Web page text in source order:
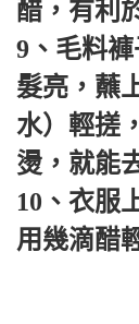
醋，有利
9、毛料
髮亮，蘸
水）輕搓
燙，就能
10、衣服
用幾滴醋